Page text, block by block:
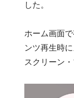
した。
ホーム画面
ンツ再生時
スクリーン